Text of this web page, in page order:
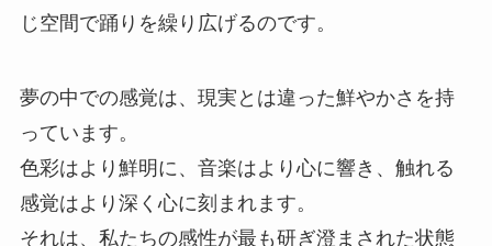
じ空間で踊りを繰り広げるのです。
夢の中での感覚は、現実とは違った鮮やかさを持
っています。
色彩はより鮮明に、音楽はより心に響き、触れる
感覚はより深く心に刻まれます。
それは、私たちの感性が最も研ぎ澄まされた状態